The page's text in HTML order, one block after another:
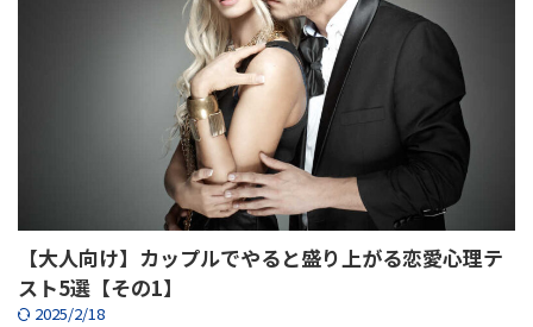
【大人向け】カップルでやると盛り上がる恋愛心理テ
スト5選【その1】
2025/2/18